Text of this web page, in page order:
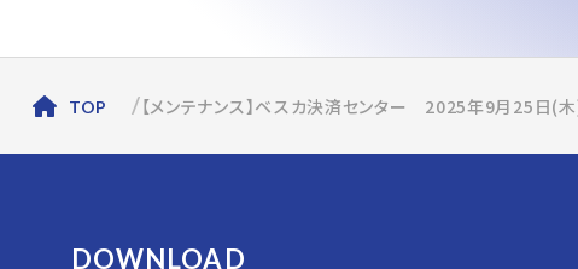
TOP 【メンテナンス】ベスカ決済センター 2025年9月25日(
DOWNLOAD